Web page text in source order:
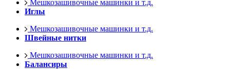
Мешкозашивочные машинки и т.д.
Иглы
Мешкозашивочные машинки и т.д.
Швейные нитки
Мешкозашивочные машинки и т.д.
Балансиры